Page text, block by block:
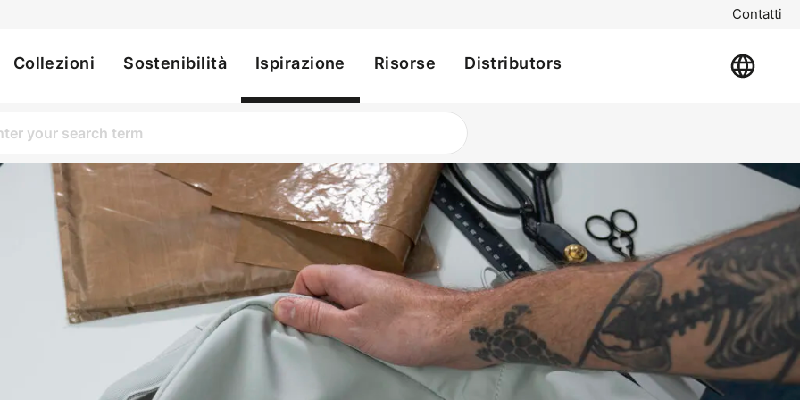
Contatti
Collezioni Sostenibilità Ispirazione Risorse Distributors